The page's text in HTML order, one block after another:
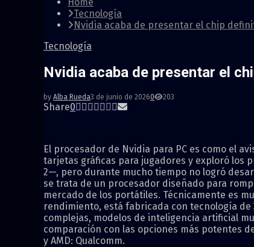
Tecnología
Nvidia acaba de presentar el chip
Tecnología
Nvidia acaba de presentar el
by Alba Rueda3 de junio de 20260 203
Share0
El procesador de Nvidia para PC es como el
tarjetas gráficas para jugadores y exploró los
2—, pero durante mucho tiempo no logró
se trata de un procesador diseñado para
mercado de los portátiles. Técnicamente es
rendimiento, está fabricada con tecnología
complejas, modelos de inteligencia artificial
comparación con las opciones más potentes
y AMD: Qualcomm.